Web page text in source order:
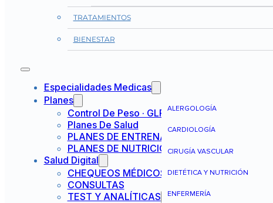
TRATAMIENTOS
BIENESTAR
Especialidades Medicas
ALERGOLOGÍA
CARDIOLOGÍA
CIRUGÍA VASCULAR
DIETÉTICA Y NUTRICIÓN
ENFERMERÍA
Planes
Control De Peso · GLP-1
Planes De Salud
PLANES DE ENTRENAMIENTO
PLANES DE NUTRICIÓN
Salud Digital
CHEQUEOS MÉDICOS
CONSULTAS
TEST Y ANALÍTICAS